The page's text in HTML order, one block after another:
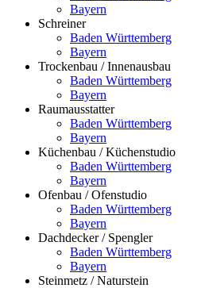
Bayern
Schreiner
Baden Württemberg
Bayern
Trockenbau / Innenausbau
Baden Württemberg
Bayern
Raumausstatter
Baden Württemberg
Bayern
Küchenbau / Küchenstudio
Baden Württemberg
Bayern
Ofenbau / Ofenstudio
Baden Württemberg
Bayern
Dachdecker / Spengler
Baden Württemberg
Bayern
Steinmetz / Naturstein